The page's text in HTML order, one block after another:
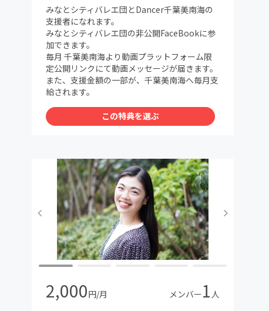
みなとシティバレエ団とDancer千葉美南海の
支援者になれます。
みなとシティバレエ団の非公開FaceBookに参
加できます。
毎月 千葉美南海より動画プラットフォーム限
定公開リンクにて動画メッセージが届きます。
また、支援金額の一部が、千葉美南海へ毎月支
給されます。
この特典を選ぶ
2,000円/月 メンバー1 人